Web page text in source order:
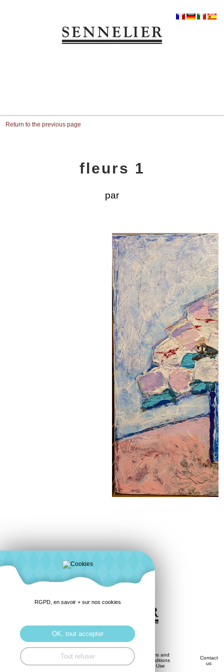
Return to the previous page
fleurs 1
par
acrilico su tela 40*50
History
Savoir-
(GDPR)
Terms and
Conditions
of Use
Contact
us
RGPD, en savoir + sur nos cookies
OK, tout accepter
Tout refuser